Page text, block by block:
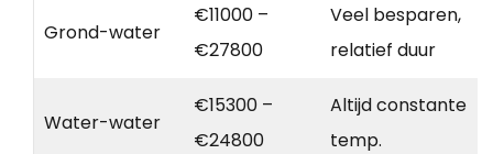
Grond-water
€11000 –
€27800
Veel besparen,
relatief duur
Water-water
€15300 –
€24800
Altijd constante
temp.